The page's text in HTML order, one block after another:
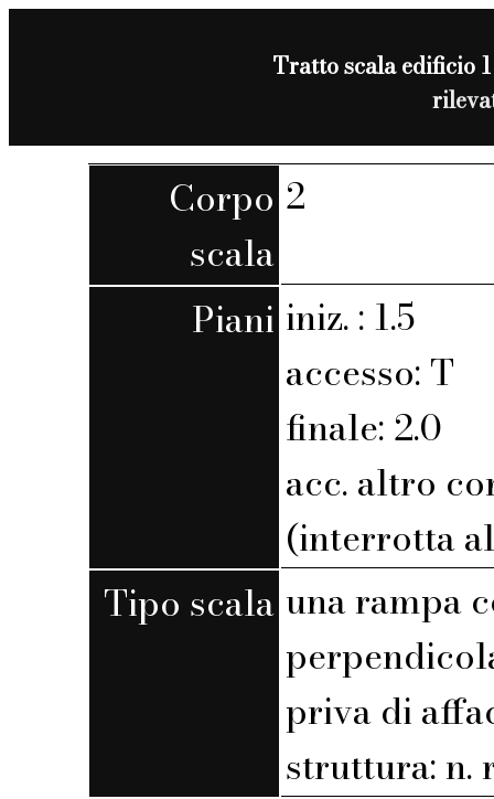
Tratto scala edificio
Corpo
scala
2
Piani iniz. : 1.5
accesso: T
finale: 2.0
acc. altro
(interrotta
Tipo scala una rampa
priva di
struttura: n.